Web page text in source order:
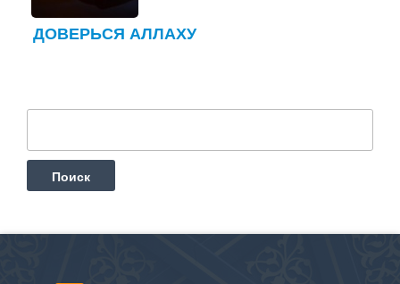
ДОВЕРЬСЯ АЛЛАХУ